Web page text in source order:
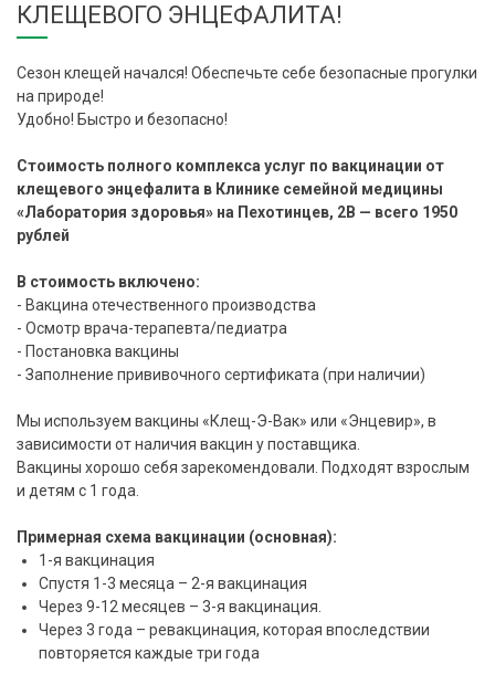
КЛЕЩЕВОГО ЭНЦЕФАЛИТА!
Сезон клещей начался! Обеспечьте себе безопасные прогулки
на природе!
Удобно! Быстро и безопасно!
Стоимость полного комплекса услуг по вакцинации от
клещевого энцефалита в Клинике семейной медицины
«Лаборатория здоровья» на Пехотинцев, 2В — всего 1950
рублей
В стоимость включено:
- Вакцина отечественного производства
- Осмотр врача-терапевта/педиатра
- Постановка вакцины
- Заполнение прививочного сертификата (при наличии)
Мы используем вакцины «Клещ-Э-Вак» или «Энцевир», в
зависимости от наличия вакцин у поставщика.
Вакцины хорошо себя зарекомендовали. Подходят взрослым
и детям с 1 года.
Примерная схема вакцинации (основная):
1-я вакцинация
Спустя 1-3 месяца – 2-я вакцинация
Через 9-12 месяцев – 3-я вакцинация.
Через 3 года – ревакцинация, которая впоследствии
повторяется каждые три года